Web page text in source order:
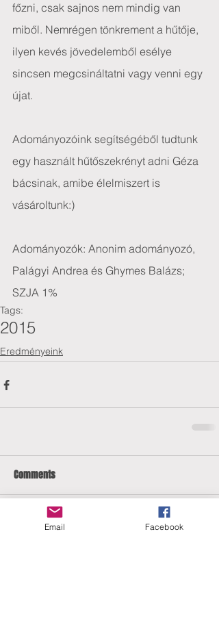
főzni, csak sajnos nem mindig van
miből. Nemrégen tönkrement a hűtője,
ilyen kevés jövedelemből esélye
sincsen megcsináltatni vagy venni egy
újat.
Adományozóink segítségéből tudtunk
egy használt hűtőszekrényt adni Géza
bácsinak, amibe élelmiszert is
vásároltunk:)
Adományozók: Anonim adományozó,
Palágyi Andrea és Ghymes Balázs;
SZJA 1%
Tags:
2015
Eredményeink
Comments
Write a comment...
Email Facebook